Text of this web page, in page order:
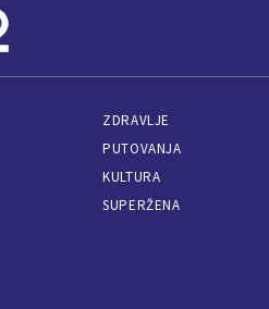
ZDRAVLJE
PUTOVANJA
KULTURA
SUPERŽENA